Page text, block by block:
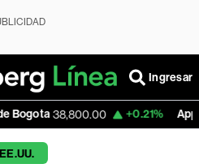
Ingresar
+0.21% Apple 303.27
EE.UU.